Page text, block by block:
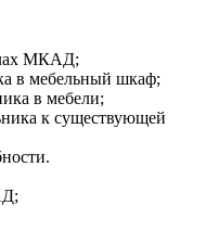
МКАД;
в мебельный шкаф;
в мебели;
к существующей